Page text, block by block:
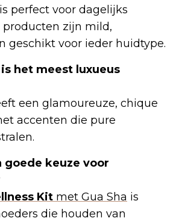
is perfect voor dagelijks
zijn mild,
geschikt voor ieder huidtype.
het meest luxueus
een glamoureuze, chique
accenten die pure
goede keuze voor
Kit met Gua Sha is
die houden van